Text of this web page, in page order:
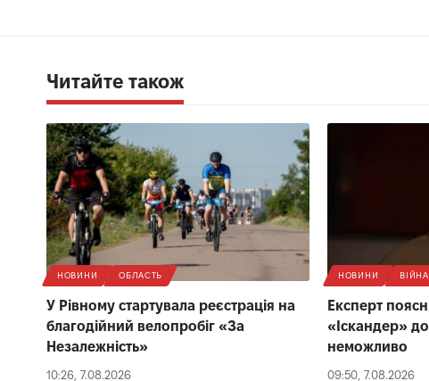
Читайте також
НОВИНИ ОБЛАСТЬ
У Рівному стартувала реєстрація на
благодійний велопробіг «За
Незалежність»
10:26, 7.08.2026
НОВИНИ ВІЙНА
Експерт
«Іскандер»
неможливо
09:50, 7.08.2026